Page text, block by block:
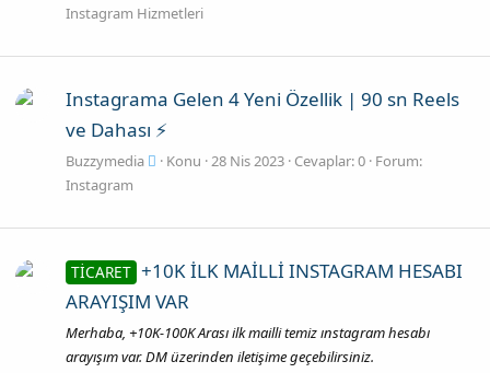
Instagram Hizmetleri
Instagrama Gelen 4 Yeni Özellik | 90 sn Reels
ve Dahası ⚡
Buzzymedia Konu 28 Nis 2023 Cevaplar: 0 Forum:
Instagram
TİCARET +10K İLK MAİLLİ INSTAGRAM HESABI
ARAYIŞIM VAR
Merhaba, +10K-100K Arası ilk mailli temiz ınstagram hesabı
arayışım var. DM üzerinden iletişime geçebilirsiniz.